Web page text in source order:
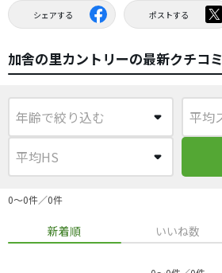
シェアする ポストする
加舎の里カントリーの最新クチコミ
0〜0件／0件
新着順 いいね数